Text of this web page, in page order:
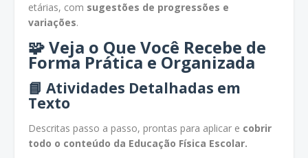
etárias, com sugestões de progressões e
variações.
🧩Veja o Que Você Recebe de
Forma Prática e Organizada
📘 Atividades Detalhadas em
Texto
Descritas passo a passo, prontas para aplicar e cobrir
todo o conteúdo da Educação Física Escolar.